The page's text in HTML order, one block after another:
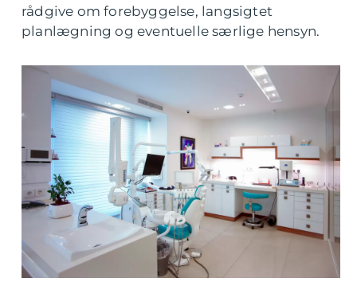
rådgive om forebyggelse, langsigtet
planlægning og eventuelle særlige hensyn.